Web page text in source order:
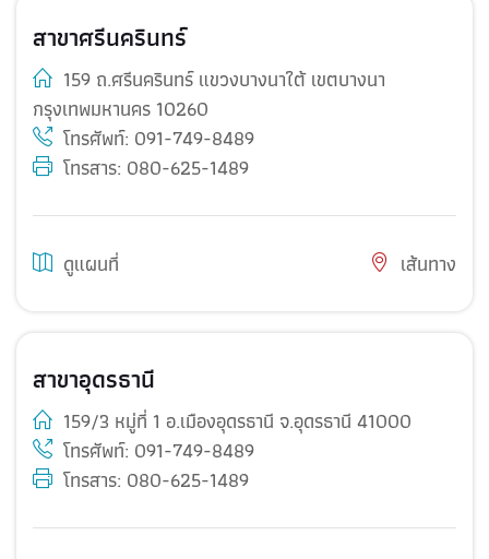
สาขาศรีนครินทร์
159 ถ.ศรีนครินทร์ แขวงบางนาใต้ เขตบางนา
กรุงเทพมหานคร 10260
โทรศัพท์: 091-749-8489
โทรสาร: 080-625-1489
ดูแผนที่ เส้นทาง
สาขาอุดรธานี
159/3 หมู่ที่ 1 อ.เมืองอุดรธานี จ.อุดรธานี 41000
โทรศัพท์: 091-749-8489
โทรสาร: 080-625-1489